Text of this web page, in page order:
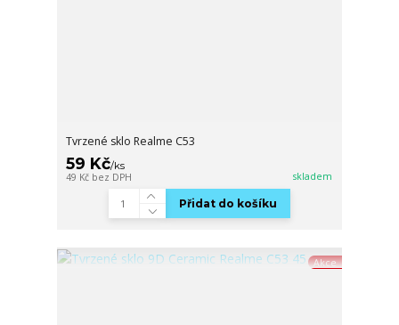
Tvrzené sklo Realme C53
59 Kč/ks
49 Kč bez DPH skladem
Přidat do košíku
Akce